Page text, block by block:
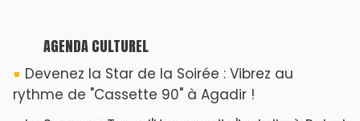
AGENDA CULTUREL
Devenez la Star de la Soirée : Vibrez au
rythme de "Cassette 90" à Agadir !